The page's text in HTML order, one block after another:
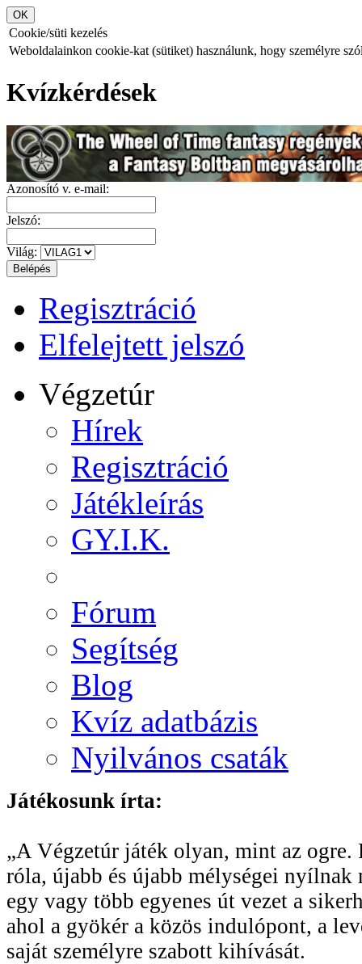
Cookie/süti kezelés
Weboldalainkon cookie-kat (sütiket) használunk, hogy személyre
Kvízkérdések
Azonosító v. e-mail:
Jelszó:
Világ:
Regisztráció
Elfelejtett jelszó
Végzetúr
Hírek
Regisztráció
Játékleírás
GY.I.K.
Fórum
Segítség
Blog
Kvíz adatbázis
Nyilvános csaták
Játékosunk írta:
„A Végzetúr játék olyan, mint az
róla, újabb és újabb mélységei
egy vagy több egyenes út vezet a
ahol a gyökér a közös indulópont, a
saját személyre szabott kihívását.